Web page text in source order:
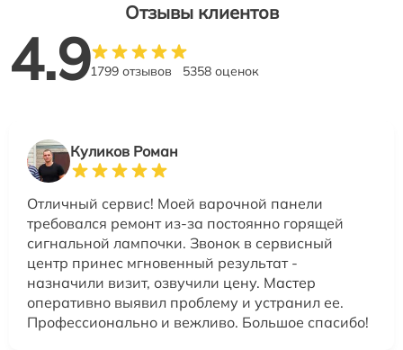
Отзывы клиентов
4.91799 отзывов 5358 оценок
Куликов Роман
Отличный сервис! Моей варочной панели
требовался ремонт из-за постоянно горящей
сигнальной лампочки. Звонок в сервисный
центр принес мгновенный результат -
назначили визит, озвучили цену. Мастер
оперативно выявил проблему и устранил ее.
Профессионально и вежливо. Большое спасибо!